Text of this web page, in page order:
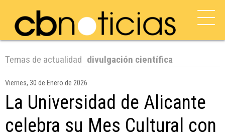
Temas de actualidad divulgación científica
Viernes, 30 de Enero de 2026
La Universidad de Alicante
celebra su Mes Cultural con